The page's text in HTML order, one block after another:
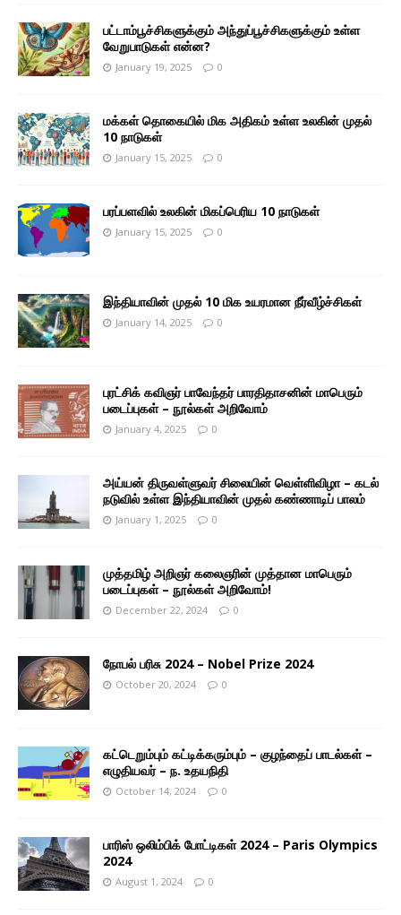
பட்டாம்பூச்சிகளுக்கும் அந்துப்பூச்சிகளுக்கும் உள்ள
வேறுபாடுகள் என்ன?
January 19, 2025 0
மக்கள் தொகையில் மிக அதிகம் உள்ள உலகின் முதல்
10 நாடுகள்
January 15, 2025 0
பரப்பளவில் உலகின் மிகப்பெரிய 10 நாடுகள்
January 15, 2025 0
இந்தியாவின் முதல் 10 மிக உயரமான நீர்வீழ்ச்சிகள்
January 14, 2025 0
புரட்சிக் கவிஞர் பாவேந்தர் பாரதிதாசனின் மாபெரும்
படைப்புகள் – நூல்கள் அறிவோம்
January 4, 2025 0
அய்யன் திருவள்ளுவர் சிலையின் வெள்ளிவிழா – கடல்
நடுவில் உள்ள இந்தியாவின் முதல் கண்ணாடிப் பாலம்
January 1, 2025 0
முத்தமிழ் அறிஞர் கலைஞரின் முத்தான மாபெரும்
படைப்புகள் – நூல்கள் அறிவோம்!
December 22, 2024 0
நோபல் பரிசு 2024 – Nobel Prize 2024
October 20, 2024 0
கட்டெறும்பும் கட்டிக்கரும்பும் – குழந்தைப் பாடல்கள் –
எழுதியவர் – ந. உதயநிதி
October 14, 2024 0
பாரிஸ் ஒலிம்பிக் போட்டிகள் 2024 – Paris Olympics
2024
August 1, 2024 0